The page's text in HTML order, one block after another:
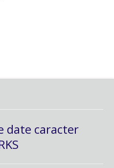
date caracter